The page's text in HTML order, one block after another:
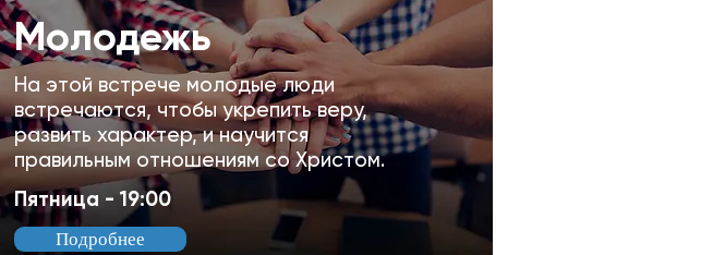
Молодежь
На этой встрече молодые люди
встречаются, чтобы укрепить веру,
развить характер, инаучится
правильным отношениям со Христом.
Пятница - 19:00
Подробнее